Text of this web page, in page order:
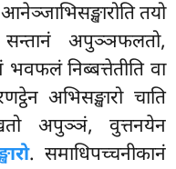
तयो
सन्तानं अपुञ्ञफलतो,
निब्बत्तेतीति वा
अभिसङ्खारो चाति
अपुञ्ञं, वुत्तनयेन
. समाधिपच्चनीकानं